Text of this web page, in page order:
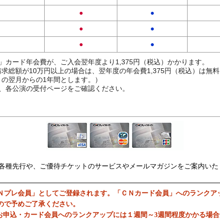
● ●
● ●
● ●
カード年会費が、ご入会翌年度より1,375円（税込）かかります。
総額が10万円以上の場合は、翌年度の年会費1,375円（税込）は無
翌月からの1年間とします。）
各公演の受付ページをご確認ください。
種先行や、ご優待チケットのサービスやメールマガジンをご案内い
レ会員」としてご登録されます。「ＣＮカード会員」へのランクア
予めご了承ください。
込・カード会員へのランクアップには１週間～3週間程度かかる場